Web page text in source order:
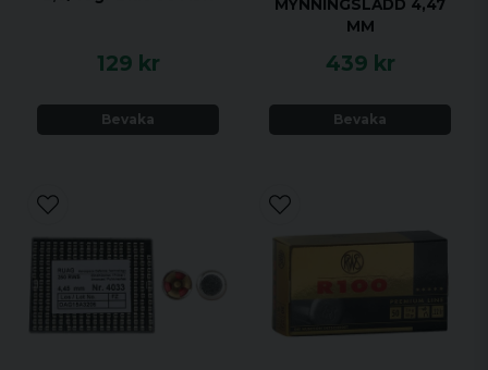
129 kr
Bevaka
MYNNINGSLADD 4,47
MM
439 kr
Bevaka